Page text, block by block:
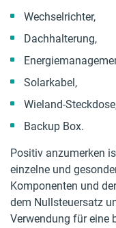
Wechselrichter,
Dachhalterung,
Solarkabel,
Wieland-
Backup Box.
Positiv anzumerken
einzelne und
Komponenten und
dem Nullsteuersatz
Verwendung für eine